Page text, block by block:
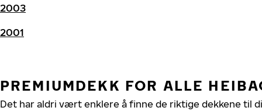
2003
2001
PREMIUMDEKK FOR ALLE
Det har aldri vært enklere å finne de riktige dekkene til